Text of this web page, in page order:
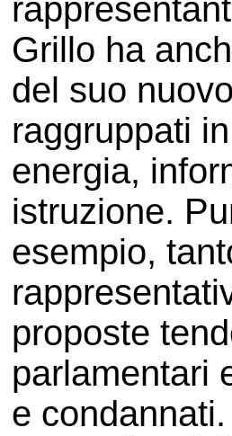
Grillo ha
del suo
raggruppati
energia,
istruzione.
esempio,
proposte
parlamentari
e